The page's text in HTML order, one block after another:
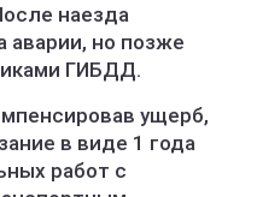
наезда
аварии, но позже
ГИБДД.
ущерб,
в виде 1 года
работ с